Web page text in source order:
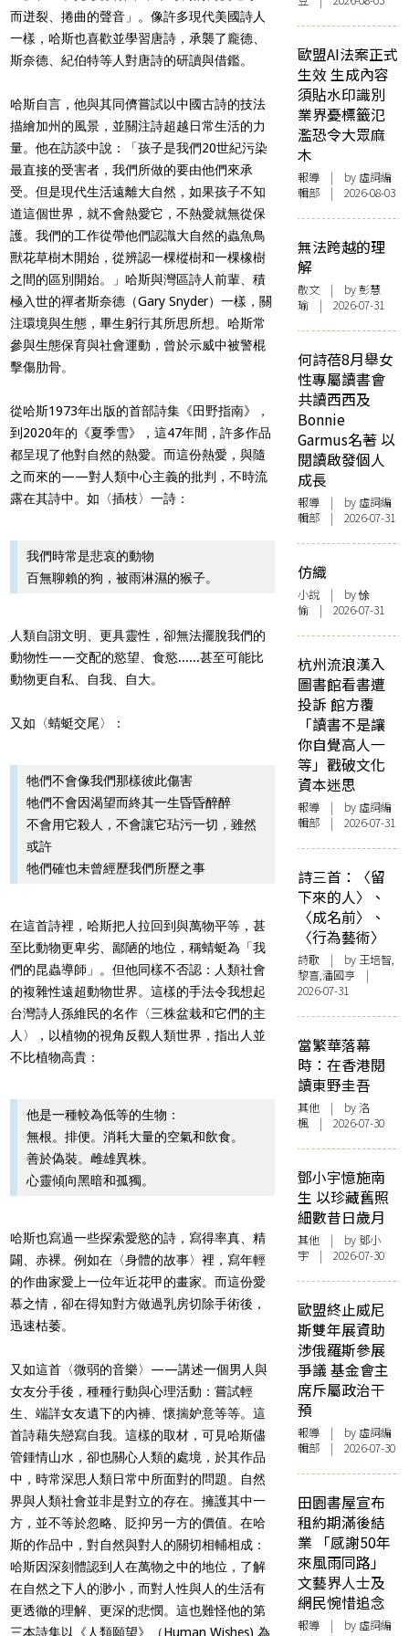
而迸裂、捲曲的聲音」。像許多現代美國詩人
一樣，哈斯也喜歡並學習唐詩，承襲了龐德、
斯奈德、紀伯特等人對唐詩的研讀與借鑑。
哈斯自言，他與其同儕嘗試以中國古詩的技法
描繪加州的風景，並關注詩超越日常生活的力
量。他在訪談中說：「孩子是我們20世紀污染
最直接的受害者，我們所做的要由他們來承
受。但是現代生活遠離大自然，如果孩子不知
道這個世界，就不會熱愛它，不熱愛就無從保
護。我們的工作從帶他們認識大自然的蟲魚鳥
獸花草樹木開始，從辨認一棵樅樹和一棵橡樹
之間的區別開始。」哈斯與灣區詩人前輩、積
極入世的禪者斯奈德（Gary Snyder）一樣，關
注環境與生態，畢生躬行其所思所想。哈斯常
參與生態保育與社會運動，曾於示威中被警棍
擊傷肋骨。
從哈斯1973年出版的首部詩集《田野指南》，
到2020年的《夏季雪》，這47年間，許多作品
都呈現了他對自然的熱愛。而這份熱愛，與隨
之而來的——對人類中心主義的批判，不時流
露在其詩中。如〈插枝〉一詩：
我們時常是悲哀的動物
百無聊賴的狗，被雨淋濕的猴子。
人類自詡文明、更具靈性，卻無法擺脫我們的
動物性——交配的慾望、食慾......甚至可能比
動物更自私、自我、自大。
又如〈蜻蜓交尾〉：
牠們不會像我們那樣彼此傷害
牠們不會因渴望而終其一生昏昏醉醉
不會用它殺人，不會讓它玷污一切，雖然
或許
牠們確也未曾經歷我們所歷之事
在這首詩裡，哈斯把人拉回到與萬物平等，甚
至比動物更卑劣、鄙陋的地位，稱蜻蜓為「我
們的昆蟲導師」。但他同樣不否認：人類社會
的複雜性遠超動物世界。這樣的手法令我想起
台灣詩人孫維民的名作〈三株盆栽和它們的主
人〉，以植物的視角反觀人類世界，指出人並
不比植物高貴：
他是一種較為低等的生物：
無根。排便。消耗大量的空氣和飲食。
善於偽裝。雌雄異株。
心靈傾向黑暗和孤獨。
哈斯也寫過一些探索愛慾的詩，寫得率真、精
闢、赤裸。例如在〈身體的故事〉裡，寫年輕
的作曲家愛上一位年近花甲的畫家。而這份愛
慕之情，卻在得知對方做過乳房切除手術後，
迅速枯萎。
又如這首〈微弱的音樂〉——講述一個男人與
女友分手後，種種行動與心理活動：嘗試輕
生、端詳女友遺下的內褲、懷揣妒意等等。這
首詩藉失戀寫自我。這樣的取材，可見哈斯儘
管鍾情山水，卻也關心人類的處境，於其作品
中，時常深思人類日常中所面對的問題。自然
界與人類社會並非是對立的存在。擁護其中一
方，並不等於忽略、貶抑另一方的價值。在哈
斯的作品中，對自然與對人的關切相輔相成：
哈斯因深刻體認到人在萬物之中的地位，了解
在自然之下人的渺小，而對人性與人的生活有
更透徹的理解、更深的悲憫。這也難怪他的第
三本詩集以《人類願望》（Human Wishes) 為
歐盟AI法案正式
生效 生成內容
須貼水印識別
業界憂標籤氾
濫恐令大眾麻
木
報導 | by 虛詞編
輯部 | 2026-08-03
無法跨越的理
解
散文 | by 彭慧
瑜 | 2026-07-31
何詩蓓8月舉女
性專屬讀書會
共讀西西及
Bonnie
Garmus名著 以
閱讀啟發個人
成長
報導 | by 虛詞編
輯部 | 2026-07-31
仿織
小說 | by 悇
愉 | 2026-07-31
杭州流浪漢入
圖書館看書遭
投訴 館方覆
「讀書不是讓
你自覺高人一
等」戳破文化
資本迷思
報導 | by 虛詞編
輯部 | 2026-07-31
詩三首：〈留
下來的人〉、
〈成名前〉、
〈行為藝術〉
詩歌 | by 王培智,
黎喜,潘國亨 |
2026-07-31
當繁華落幕
時：在香港閱
讀東野圭吾
其他 | by洛
楓 | 2026-07-30
鄧小宇憶施南
生 以珍藏舊照
細數昔日歲月
其他 | by 鄧小
宇 | 2026-07-30
歐盟終止威尼
斯雙年展資助
涉俄羅斯參展
爭議 基金會主
席斥屬政治干
預
報導 | by 虛詞編
輯部 | 2026-07-30
田園書屋宣布
租約期滿後結
業 「感謝50年
來風雨同路」
文藝界人士及
網民惋惜追念
報導 | by 虛詞編